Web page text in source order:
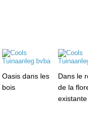
Oasis dans les
bois
Dans le
de la
existante